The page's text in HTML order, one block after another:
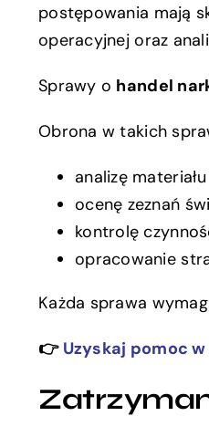
postępowania mają
operacyjnej oraz
Sprawy o handel
Obrona w takich
analizę
ocenę zeznań
kontrolę
opracowanie
Każda sprawa
👉 Uzyskaj pomoc